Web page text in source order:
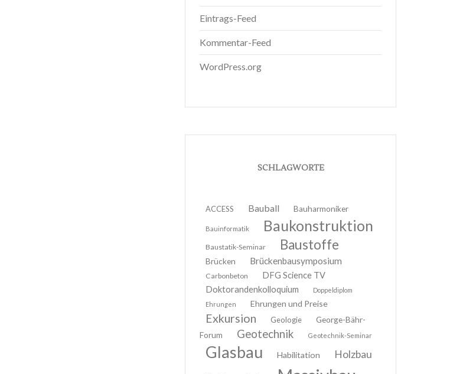
Eintrags-Feed
Kommentar-Feed
WordPress.org
SCHLAGWORTE
ACCESS Bauball Bauharmoniker
Bauinformatik Baukonstruktion
Baustatik-Seminar Baustoffe
Brücken Brückenbausymposium
Carbonbeton
DFG Science TV
Doktorandenkolloquium
Doppeldiplom
Ehrungen
Ehrungen und Preise
Exkursion Geologie
George-Bähr-
Forum
Geotechnik Geotechnik-Seminar
Glasbau Habilitation Holzbau